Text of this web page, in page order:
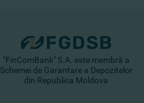
"FinComBank" S.A. este membră a
Schemei de Garantare a Depozitelor
din Republica Moldova